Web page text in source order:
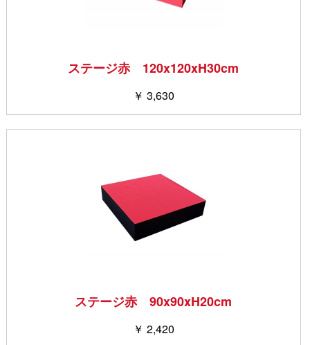
ステージ赤 120x120xH30cm
￥ 3,630
ステージ赤 90x90xH20cm
￥ 2,420